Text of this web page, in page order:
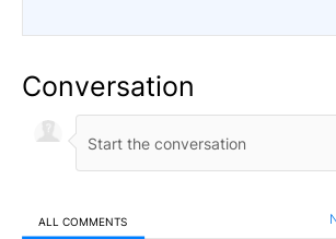
Conversation
ALL COMMENTS